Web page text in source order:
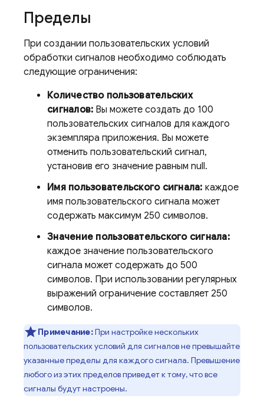
Пределы
При создании пользовательских условий
обработки сигналов необходимо соблюдать
следующие ограничения:
Количество пользовательских
сигналов: Вы можете создать до 100
пользовательских сигналов для каждого
экземпляра приложения. Вы можете
отменить пользовательский сигнал,
установив его значение равным null.
Имя пользовательского сигнала: каждое
имя пользовательского сигнала может
содержать максимум 250 символов.
Значение пользовательского сигнала:
каждое значение пользовательского
сигнала может содержать до 500
символов. При использовании регулярных
выражений ограничение составляет 250
символов.
Примечание:При настройке нескольких
пользовательских условий для сигналов не превышайте
указанные пределы для каждого сигнала. Превышение
любого из этих пределов приведет к тому, что все
сигналы будут настроены.